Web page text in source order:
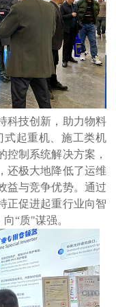
科技创新，助力物料
式起重机、施工类机
控制系统解决方案，
还极大地降低了运维
益与竞争优势。通过
正促进起重行业向智
“质"谋强。